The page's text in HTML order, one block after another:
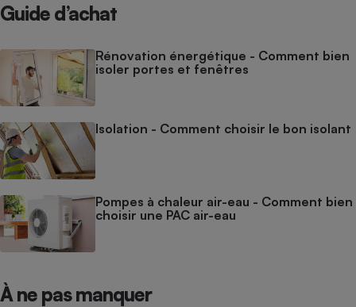
Guide d’achat
Rénovation énergétique - Comment bien
isoler portes et fenêtres
Isolation - Comment choisir le bon isolant
Pompes à chaleur air-eau - Comment bien
choisir une PAC air-eau
À ne pas manquer